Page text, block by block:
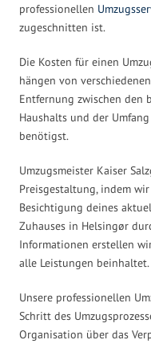
professionellen
zugeschnitten ist.
Die Kosten für einen
hängen von
Entfernung zwischen den
Haushalts und der
benötigst.
Umzugsmeister Kaiser
Preisgestaltung, indem
Besichtigung deines
Zuhauses in Helsingør
Informationen erstellen
alle Leistungen beinhaltet.
Unsere professionellen
Schritt des
Organisation über das